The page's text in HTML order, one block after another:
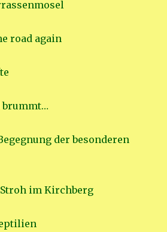
road again
brummt…
der besonderen
im Kirchberg